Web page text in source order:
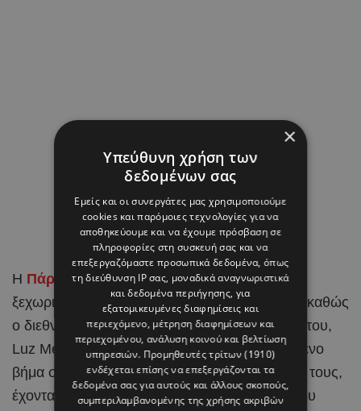
Η Πάρος έγινε το σκηνικό για μια από τις πιο
ξεχωριστές στιγμές στη ζωή του Brahim Díaz, καθώς
ο διεθνής
ποδοσφαιριστής και η αγαπημένη του,
Luz Méndez, αποφάσισαν να κάνουν το επόμενο
βήμα στη σχέση τους και να ενώσουν τις ζωές τους,
έχοντας στο πλευρό τους τους ανθρώπους που
×
Υπεύθυνη χρήση των
δεδομένων σας
Εμείς και οι συνεργάτες μας χρησιμοποιούμε
cookies και παρόμοιες τεχνολογίες για να
αποθηκεύουμε και να έχουμε πρόσβαση σε
πληροφορίες στη συσκευή σας και να
επεξεργαζόμαστε προσωπικά δεδομένα, όπως
τη διεύθυνση IP σας, μοναδικά αναγνωριστικά
και δεδομένα περιήγησης, για
εξατομικευμένες διαφημίσεις και
περιεχόμενο, μέτρηση διαφημίσεων και
περιεχομένου, ανάλυση κοινού και βελτίωση
υπηρεσιών. Προμηθευτές τρίτων (1910)
ενδέχεται επίσης να επεξεργάζονται τα
δεδομένα σας για αυτούς και άλλους σκοπούς,
συμπεριλαμβανομένης της χρήσης ακριβών